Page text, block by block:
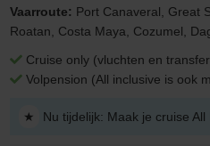
Vaarroute: Port Canaveral, Great
Roatan, Costa Maya, Cozumel,
Cruise only (vluchten en
Volpension (All inclusive is ook
★ Nu tijdelijk: Maak je cruise